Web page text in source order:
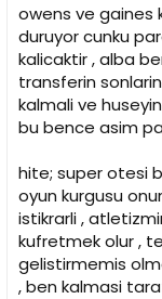
owens ve gaines
duruyor cunku
kalicaktir , alba
transferin
kalmali ve
bu bence asim
hite; super otesi
oyun kurgusu
istikrarli ,
kufretmek olur ,
gelistirmemis
, ben kalmasi